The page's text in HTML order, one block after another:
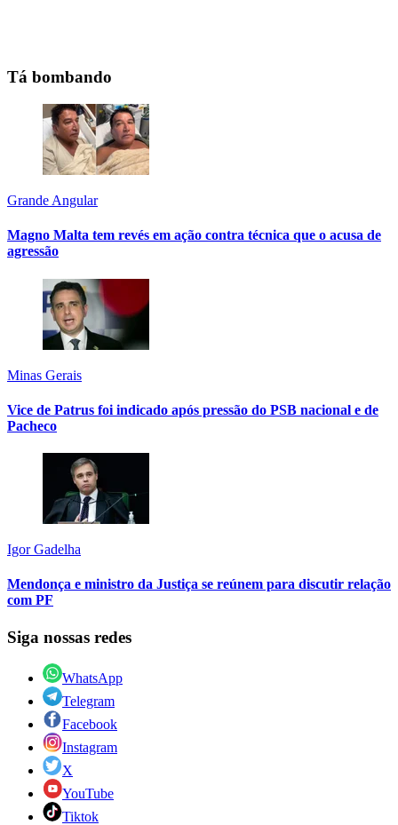
Tá bombando
Grande Angular
Magno Malta tem revés em ação contra técnica que o acusa de
agressão
Minas Gerais
Vice de Patrus foi indicado após pressão do PSB nacional e de
Pacheco
Igor Gadelha
Mendonça e ministro da Justiça se reúnem para discutir relação
com PF
Siga nossas redes
WhatsApp
Telegram
Facebook
Instagram
X
YouTube
Tiktok